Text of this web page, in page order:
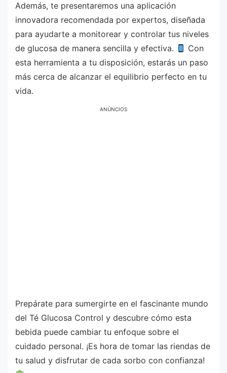
Además, te presentaremos una aplicación
innovadora recomendada por expertos, diseñada
para ayudarte a monitorear y controlar tus niveles
de glucosa de manera sencilla y efectiva.
Con
esta herramienta a tu disposición, estarás un paso
más cerca de alcanzar el equilibrio perfecto en tu
vida.
ANÚNCIOS
Prepárate para sumergirte en el fascinante mundo
del Té Glucosa Control y descubre cómo esta
bebida puede cambiar tu enfoque sobre el
cuidado personal. ¡Es hora de tomar las riendas de
tu salud y disfrutar de cada sorbo con confianza!